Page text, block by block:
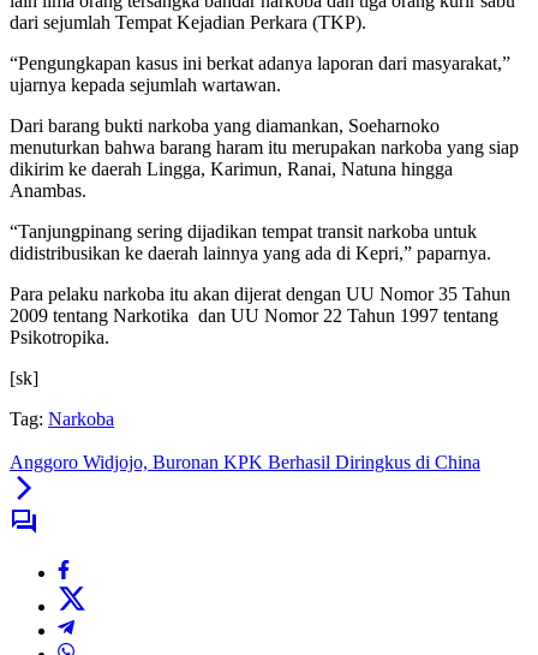
dari sejumlah Tempat Kejadian Perkara (TKP).
“Pengungkapan kasus ini berkat adanya laporan dari masyarakat,”
ujarnya kepada sejumlah wartawan.
Dari barang bukti narkoba yang diamankan, Soeharnoko
menuturkan bahwa barang haram itu merupakan narkoba yang siap
dikirim ke daerah Lingga, Karimun, Ranai, Natuna hingga
Anambas.
“Tanjungpinang sering dijadikan tempat transit narkoba untuk
didistribusikan ke daerah lainnya yang ada di Kepri,” paparnya.
Para pelaku narkoba itu akan dijerat dengan UU Nomor 35 Tahun
2009 tentang Narkotika dan UU Nomor 22 Tahun 1997 tentang
Psikotropika.
[sk]
Tag: Narkoba
Anggoro Widjojo, Buronan KPK Berhasil Diringkus di China